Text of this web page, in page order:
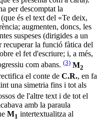
per descomptat la
és el text del «Te deix,
augmenten, doncs, les
suspeses (dirigides a un
recuperar la funció fàtica del
el fet d'escriure; i, a més,
com abans. (3) M2
el conte de C.R., en fa
una simetria fins i tot als
de l'altre text i de tot el
amb la paraula
M1 intertextualitza al